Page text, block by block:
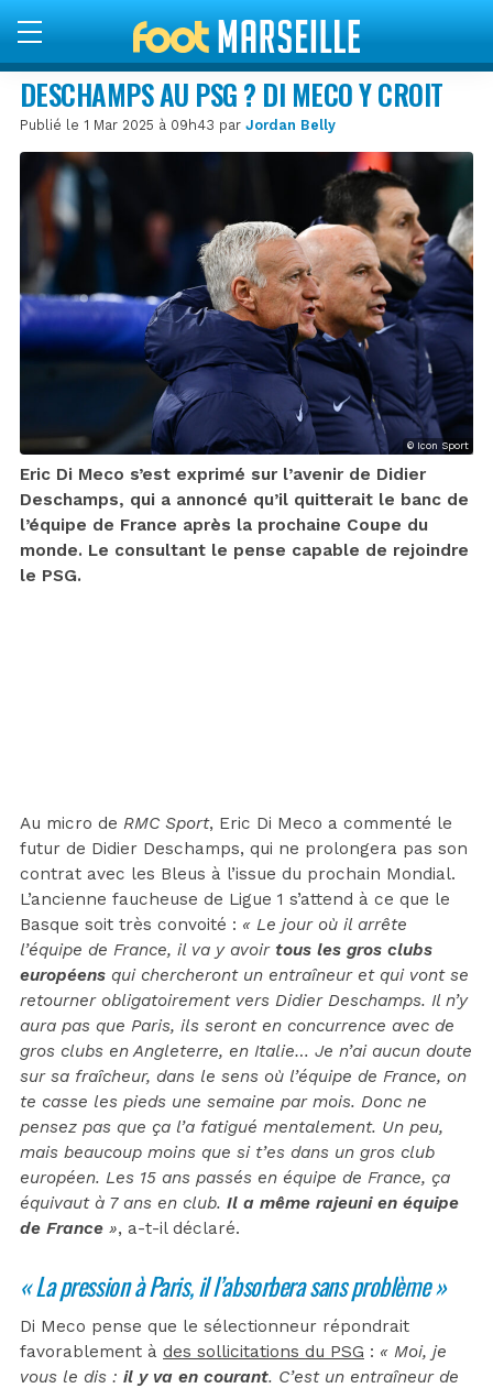
DESCHAMPS AU PSG ? DI MECO Y CROIT
Publié le 1 Mar 2025 à 09h43 par Jordan Belly
© Icon Sport
Eric Di Meco s’est exprimé sur l’avenir de Didier
Deschamps, qui a annoncé qu’il quitterait le banc de
l’équipe de France après la prochaine Coupe du
monde. Le consultant le pense capable de rejoindre
le PSG.
Au micro de RMC Sport, Eric Di Meco a commenté le
futur de Didier Deschamps, qui ne prolongera pas son
contrat avec les Bleus à l’issue du prochain Mondial.
L’ancienne faucheuse de Ligue 1 s’attend à ce que le
Basque soit très convoité : « Le jour où il arrête
l’équipe de France, il va y avoir tous les gros clubs
européens qui chercheront un entraîneur et qui vont se
retourner obligatoirement vers Didier Deschamps. Il n’y
aura pas que Paris, ils seront en concurrence avec de
gros clubs en Angleterre, en Italie… Je n’ai aucun doute
sur sa fraîcheur, dans le sens où l’équipe de France, on
te casse les pieds une semaine par mois. Donc ne
pensez pas que ça l’a fatigué mentalement. Un peu,
mais beaucoup moins que si t’es dans un gros club
européen. Les 15 ans passés en équipe de France, ça
équivaut à 7 ans en club. Il a même rajeuni en équipe
de France », a-t-il déclaré.
« La pression à Paris, il l’absorbera sans problème »
Di Meco pense que le sélectionneur répondrait
favorablement à des sollicitations du PSG : « Moi, je
vous le dis : il y va en courant. C’est un entraîneur de